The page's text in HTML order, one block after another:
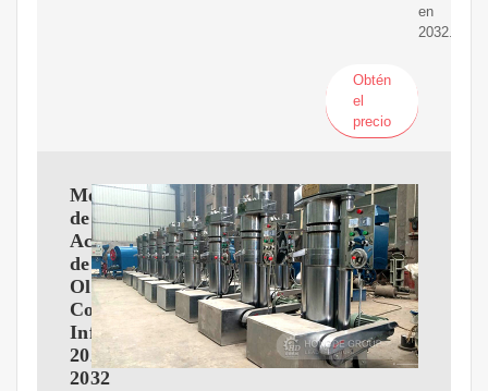
en
2032.
Obtén
el
precio
Mercado
de
Aceite
de
Oliva,
Consumo,
Informe
2024-
2032